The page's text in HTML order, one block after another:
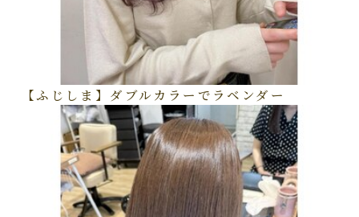
【ふじしま】ダブルカラーでラベンダー